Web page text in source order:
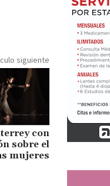
siguiente
con
sobre el
mujeres